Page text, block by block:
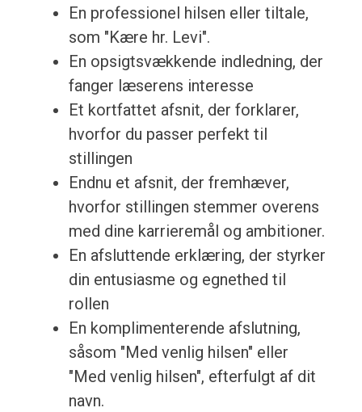
En professionel hilsen eller tiltale,
som "Kære hr. Levi".
En opsigtsvækkende indledning, der
fanger læserens interesse
Et kortfattet afsnit, der forklarer,
hvorfor du passer perfekt til
stillingen
Endnu et afsnit, der fremhæver,
hvorfor stillingen stemmer overens
med dine karrieremål og ambitioner.
En afsluttende erklæring, der styrker
din entusiasme og egnethed til
rollen
En komplimenterende afslutning,
såsom "Med venlig hilsen" eller
"Med venlig hilsen", efterfulgt af dit
navn.